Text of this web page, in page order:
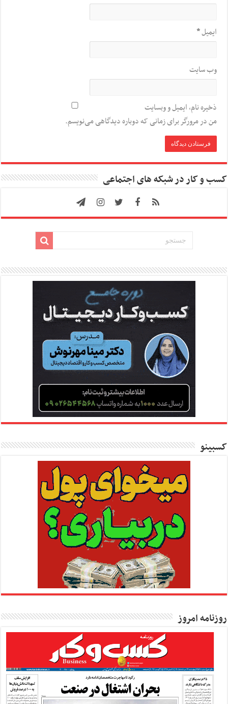
ایمیل*
وب‌ سایت
ذخیره نام، ایمیل و وبسایت
من در مرورگر برای زمانی که دوباره دیدگاهی می‌نویسم.
کسب و کار در شبکه های اجتماعی
کسبینو
روزنامه امروز